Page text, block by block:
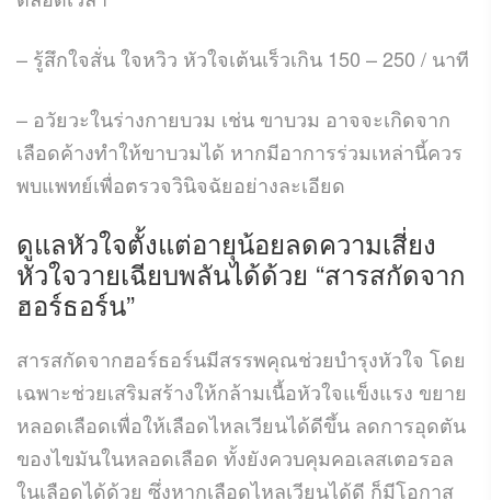
– รู้สึกใจสั่น ใจหวิว หัวใจเต้นเร็วเกิน 150 – 250 / นาที
– อวัยวะในร่างกายบวม เช่น ขาบวม อาจจะเกิดจาก
เลือดค้างทำให้ขาบวมได้ หากมีอาการร่วมเหล่านี้ควร
พบแพทย์เพื่อตรวจวินิจฉัยอย่างละเอียด
ดูแลหัวใจตั้งแต่อายุน้อยลดความเสี่ยง
หัวใจวายเฉียบพลันได้ด้วย “สารสกัดจาก
ฮอร์ธอร์น”
สารสกัดจากฮอร์ธอร์นมีสรรพคุณช่วยบำรุงหัวใจ โดย
เฉพาะช่วยเสริมสร้างให้กล้ามเนื้อหัวใจแข็งแรง ขยาย
หลอดเลือดเพื่อให้เลือดไหลเวียนได้ดีขึ้น ลดการอุดตัน
ของไขมันในหลอดเลือด ทั้งยังควบคุมคอเลสเตอรอล
ในเลือดได้ด้วย ซึ่งหากเลือดไหลเวียนได้ดี ก็มีโอกาส